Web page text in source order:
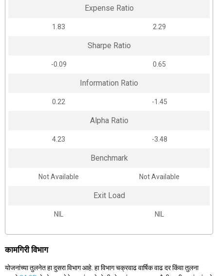
Expense Ratio
1.83 2.29
Sharpe Ratio
-0.09 0.65
Information Ratio
0.22 -1.45
Alpha Ratio
4.23 -3.48
Benchmark
Not Available Not Available
Exit Load
NIL NIL
कामगिरी विभाग
योजनांच्या तुलनेत हा दुसरा विभाग आहे. हा विभाग चक्रवाढ वार्षिक वाढ दर किंवा तुलना